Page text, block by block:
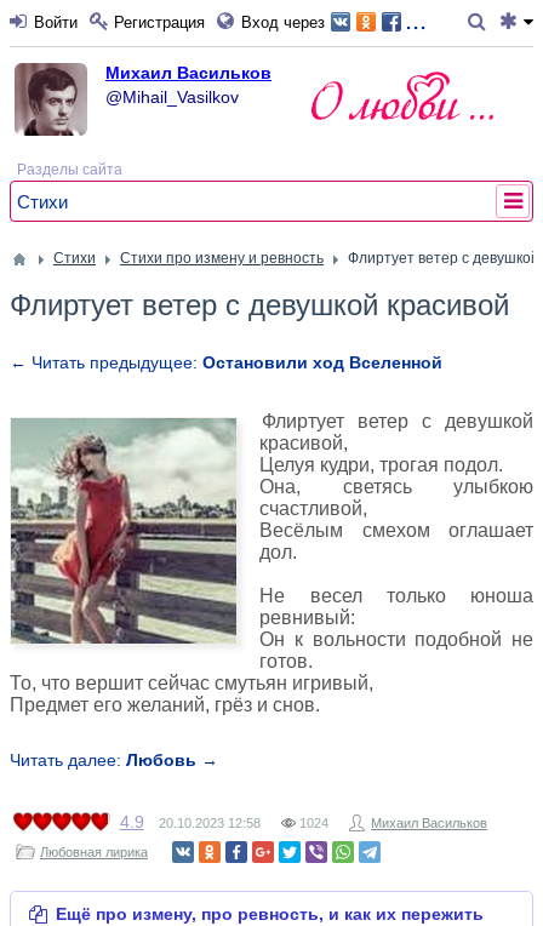
Войти Регистрация Вход через ...
Михаил Васильков
@Mihail_Vasilkov
Разделы сайта
Стихи
Стихи Стихи про измену и ревность Флиртует ветер с девушкой
Флиртует ветер с девушкой красивой
← Читать предыдущее: Остановили ход Вселенной
Флиртует ветер с девушкой
красивой,
Целуя кудри, трогая подол.
Она, светясь улыбкою
счастливой,
Весёлым смехом оглашает
дол.
Не весел только юноша
ревнивый:
Он к вольности подобной не
готов.
То, что вершит сейчас смутьян игривый,
Предмет его желаний, грёз и снов.
Читать далее: Любовь →
4.9 20.10.2023 12:58 1024
Михаил Васильков
Любовная лирика
Ещё про измену, про ревность, и как их пережить